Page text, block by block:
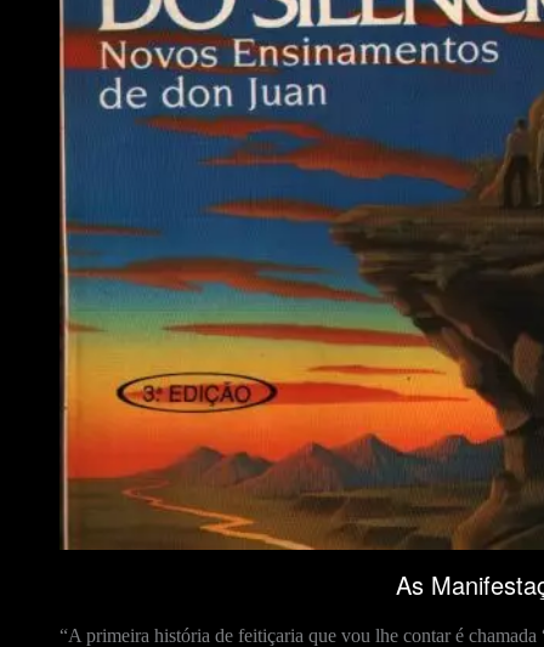
As
“A primeira história de feitiçaria que vou lhe contar é